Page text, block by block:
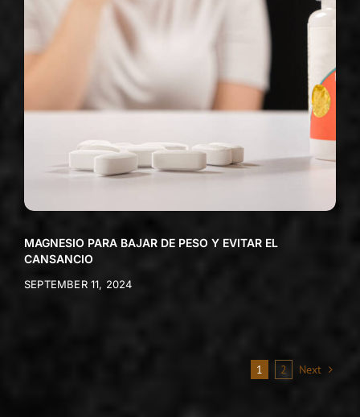
MAGNESIO PARA BAJAR DE PESO Y EVITAR EL
CANSANCIO
SEPTEMBER 11, 2024
1 2 Next